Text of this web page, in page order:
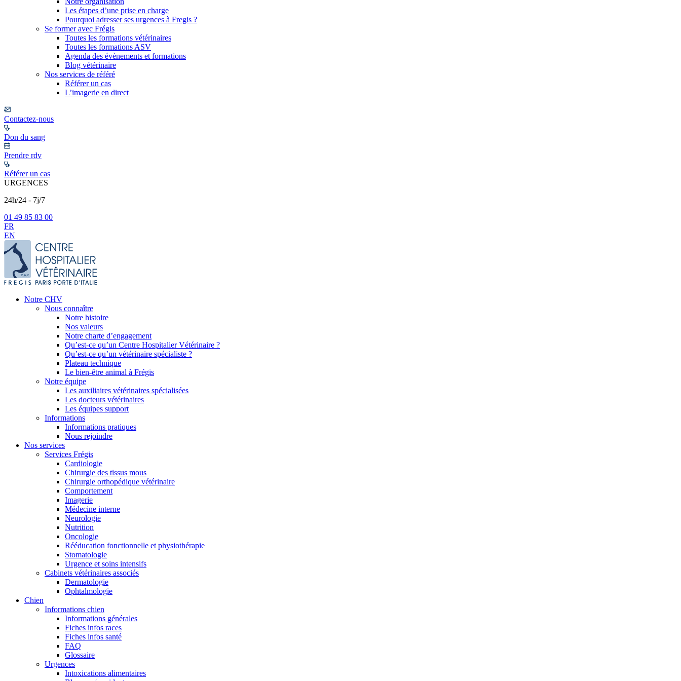
Les étapes d’une prise en charge
Pourquoi adresser ses urgences à Fregis ?
Se former avec Frégis
Toutes les formations vétérinaires
Toutes les formations ASV
Agenda des évènements et formations
Blog vétérinaire
Nos services de référé
Référer un cas
L’imagerie en direct
Contactez-nous
Don du sang
Prendre rdv
Référer un cas
URGENCES
24h/24 - 7j/7
01 49 85 83 00
FR
EN
Notre CHV
Nous connaître
Notre histoire
Nos valeurs
Notre charte d’engagement
Qu’est-ce qu’un Centre Hospitalier Vétérinaire ?
Qu’est-ce qu’un vétérinaire spécialiste ?
Plateau technique
Le bien-être animal à Frégis
Notre équipe
Les auxiliaires vétérinaires spécialisées
Les docteurs vétérinaires
Les équipes support
Informations
Informations pratiques
Nous rejoindre
Nos services
Services Frégis
Cardiologie
Chirurgie des tissus mous
Chirurgie orthopédique vétérinaire
Comportement
Imagerie
Médecine interne
Neurologie
Nutrition
Oncologie
Rééducation fonctionnelle et physiothérapie
Stomatologie
Urgence et soins intensifs
Cabinets vétérinaires associés
Dermatologie
Ophtalmologie
Chien
Informations chien
Informations générales
Fiches infos races
Fiches infos santé
FAQ
Glossaire
Urgences
Intoxications alimentaires